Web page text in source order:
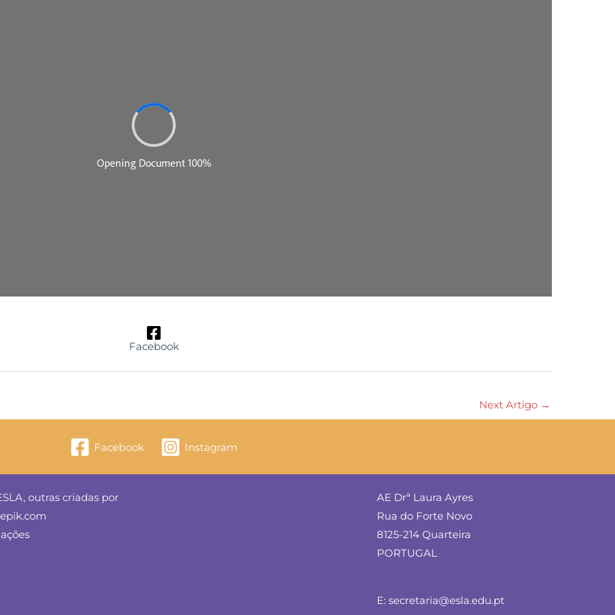
Facebook
Next Artigo →
Facebook Instagram
outras criadas por
AE Drª Laura Ayres
Rua do Forte Novo
8125-214 Quarteira
PORTUGAL
E: secretaria@esla.edu.pt